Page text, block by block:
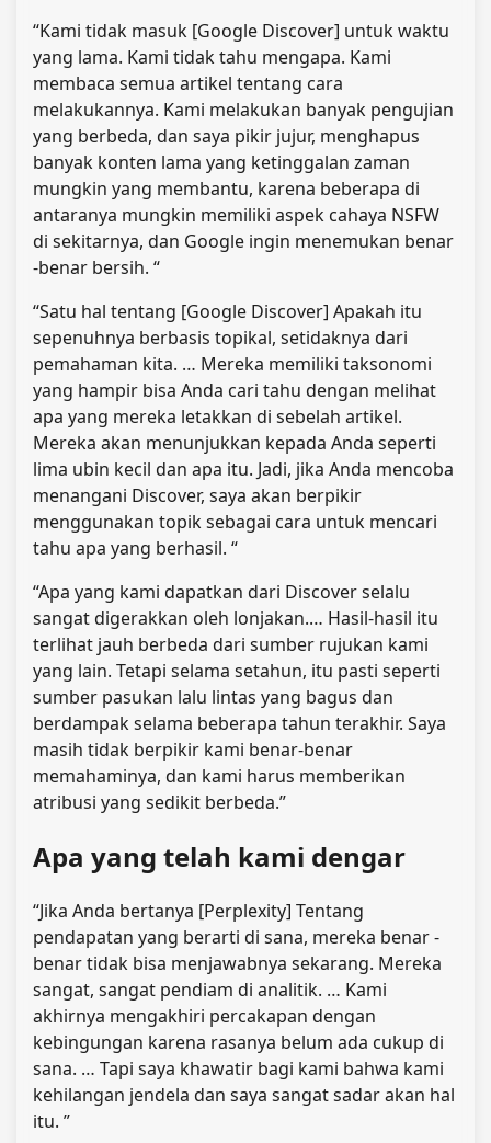
“Kami tidak masuk [Google Discover] untuk waktu
yang lama. Kami tidak tahu mengapa. Kami
membaca semua artikel tentang cara
melakukannya. Kami melakukan banyak pengujian
yang berbeda, dan saya pikir jujur, menghapus
banyak konten lama yang ketinggalan zaman
mungkin yang membantu, karena beberapa di
antaranya mungkin memiliki aspek cahaya NSFW
di sekitarnya, dan Google ingin menemukan benar
-benar bersih. “
“Satu hal tentang [Google Discover] Apakah itu
sepenuhnya berbasis topikal, setidaknya dari
pemahaman kita. … Mereka memiliki taksonomi
yang hampir bisa Anda cari tahu dengan melihat
apa yang mereka letakkan di sebelah artikel.
Mereka akan menunjukkan kepada Anda seperti
lima ubin kecil dan apa itu. Jadi, jika Anda mencoba
menangani Discover, saya akan berpikir
menggunakan topik sebagai cara untuk mencari
tahu apa yang berhasil. “
“Apa yang kami dapatkan dari Discover selalu
sangat digerakkan oleh lonjakan.… Hasil-hasil itu
terlihat jauh berbeda dari sumber rujukan kami
yang lain. Tetapi selama setahun, itu pasti seperti
sumber pasukan lalu lintas yang bagus dan
berdampak selama beberapa tahun terakhir. Saya
masih tidak berpikir kami benar-benar
memahaminya, dan kami harus memberikan
atribusi yang sedikit berbeda.”
Apa yang telah kami dengar
“Jika Anda bertanya [Perplexity] Tentang
pendapatan yang berarti di sana, mereka benar -
benar tidak bisa menjawabnya sekarang. Mereka
sangat, sangat pendiam di analitik. … Kami
akhirnya mengakhiri percakapan dengan
kebingungan karena rasanya belum ada cukup di
sana. … Tapi saya khawatir bagi kami bahwa kami
kehilangan jendela dan saya sangat sadar akan hal
itu. ”